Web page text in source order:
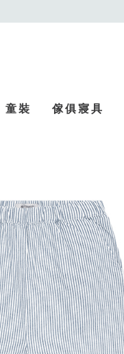
童裝 傢俱寢具